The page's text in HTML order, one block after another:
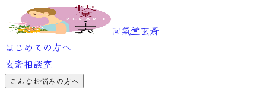
回氣堂玄斎
はじめての方へ
玄斎相談室
こんなお悩みの方へ